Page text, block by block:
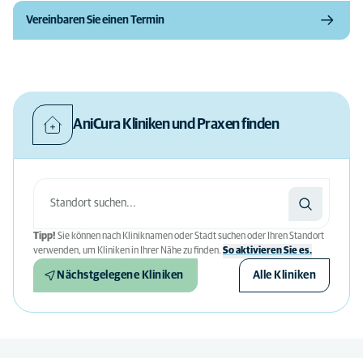
Vereinbaren Sie einen Termin
AniCura Kliniken und Praxen finden
Tipp! Sie können nach Kliniknamen oder Stadt suchen oder Ihren Standort
verwenden, um Kliniken in Ihrer Nähe zu finden. So aktivieren Sie es.
Nächstgelegene Kliniken Alle Kliniken